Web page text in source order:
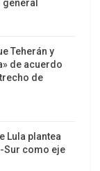
a
que se
América
en un área
de
Teherán y
de acuerdo
de
Lula plantea
como eje